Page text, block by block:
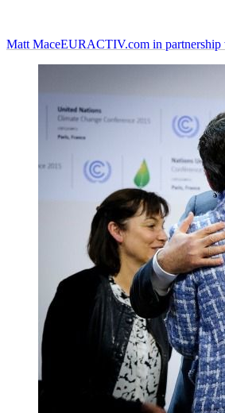
Matt MaceEURACTIV.com in partnership